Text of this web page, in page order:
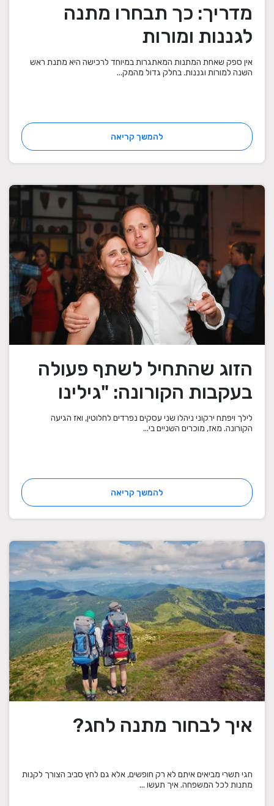
מדריך: כך תבחרו מתנה
לגננות ומורות
אין ספק שאחת המתנות המאתגרות במיוחד לרכישה היא מתנת ראש
השנה למורות וגננות. בחלק גדול מהמק...
להמשך קריאה
הזוג שהתחיל לשתף פעולה
בעקבות הקורונה: "גילינו
שהמוצרים שלנו משלימים"
לילך ויפתח ירקוני ניהלו שני עסקים נפרדים לחלוטין, ואז הגיעה
הקורונה. מאז, מוכרים השניים בי...
להמשך קריאה
איך לבחור מתנה לחג?
חגי תשרי מביאים איתם לא רק חופשים, אלא גם לחץ סביב הצורך לקנות
מתנות לכל המשפחה. איך תעשו ...